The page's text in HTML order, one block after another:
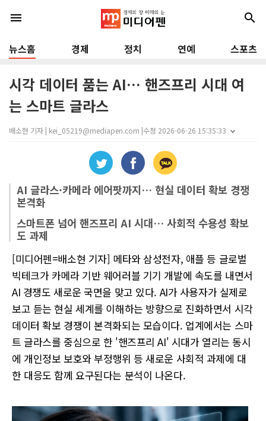
menu search
뉴스홈 경제 정치 연예 스포츠
시각 데이터 품는 AI… 핸즈프리 시대 여
는 스마트 글라스
배소현 기자 | kei_05219@mediapen.com |수정 2026-06-26 15:35:33
AI 글라스·카메라 에어팟까지… 현실 데이터 확보 경쟁
본격화
스마트폰 넘어 핸즈프리 AI 시대… 사회적 수용성 확보
도 과제
[미디어펜=배소현 기자] 메타와 삼성전자, 애플 등 글로벌
빅테크가 카메라 기반 웨어러블 기기 개발에 속도를 내면서
AI 경쟁도 새로운 국면을 맞고 있다. AI가 사용자가 실제로
보고 듣는 현실 세계를 이해하는 방향으로 진화하면서 시각
데이터 확보 경쟁이 본격화되는 모습이다. 업계에서는 스마
트 글라스를 중심으로 한 '핸즈프리 AI' 시대가 열리는 동시
에 개인정보 보호와 부정행위 등 새로운 사회적 과제에 대
한 대응도 함께 요구된다는 분석이 나온다.